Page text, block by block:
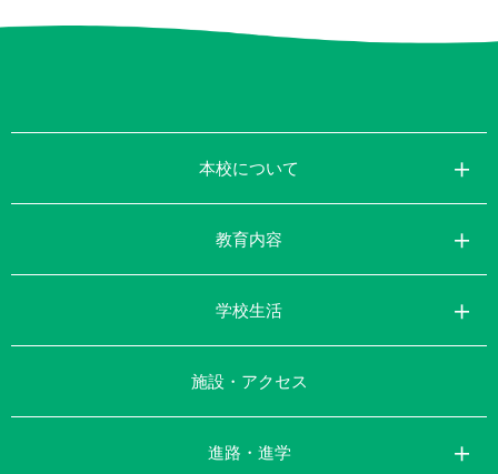
本校について
教育内容
学校生活
施設・アクセス
進路・進学